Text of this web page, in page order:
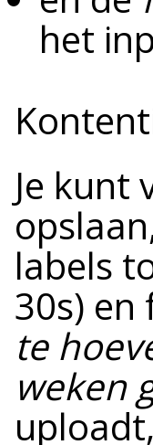
het
Je kunt
labels
30s)
te
weken